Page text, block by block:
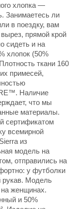
хлопка —
Занимаетесь ли
в поездку, вам
прямой крой
сидеть и на
хлопок (50%
ткани 160
примесей,
Наличие
что мы
материалы.
сертификатом
всемирной
из
модель на
отправились на
у футболки
рукав. Модель
женщинах.
и 50%